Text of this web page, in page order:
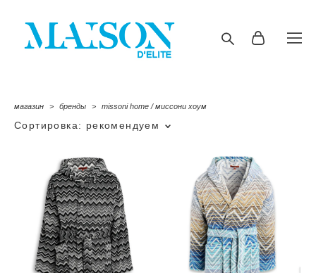
магазин > бренды > missoni home / миссони хоум
Сортировка: рекомендуем